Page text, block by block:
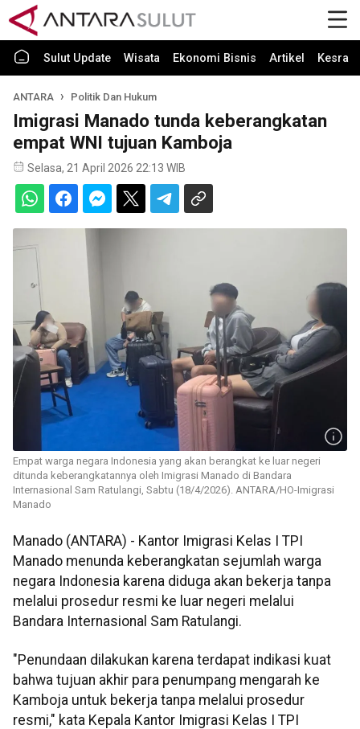
Sulut Update Wisata Ekonomi Bisnis Artikel Kesra
ANTARA Politik Dan Hukum
Imigrasi Manado tunda keberangkatan
empat WNI tujuan Kamboja
Selasa, 21 April 2026 22:13 WIB
Empat warga negara Indonesia yang akan berangkat ke luar negeri
ditunda keberangkatannya oleh Imigrasi Manado di Bandara
Internasional Sam Ratulangi, Sabtu (18/4/2026). ANTARA/HO-Imigrasi
Manado
Manado (ANTARA) - Kantor Imigrasi Kelas I TPI
Manado menunda keberangkatan sejumlah warga
negara Indonesia karena diduga akan bekerja tanpa
melalui prosedur resmi ke luar negeri melalui
Bandara Internasional Sam Ratulangi.
"Penundaan dilakukan karena terdapat indikasi kuat
bahwa tujuan akhir para penumpang mengarah ke
Kamboja untuk bekerja tanpa melalui prosedur
resmi," kata Kepala Kantor Imigrasi Kelas I TPI